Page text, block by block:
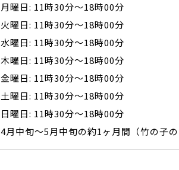
月曜日: 11時30分～18時00分
火曜日: 11時30分～18時00分
水曜日: 11時30分～18時00分
木曜日: 11時30分～18時00分
金曜日: 11時30分～18時00分
土曜日: 11時30分～18時00分
日曜日: 11時30分～18時00分
4月中旬～5月中旬の約1ヶ月間（竹の子の